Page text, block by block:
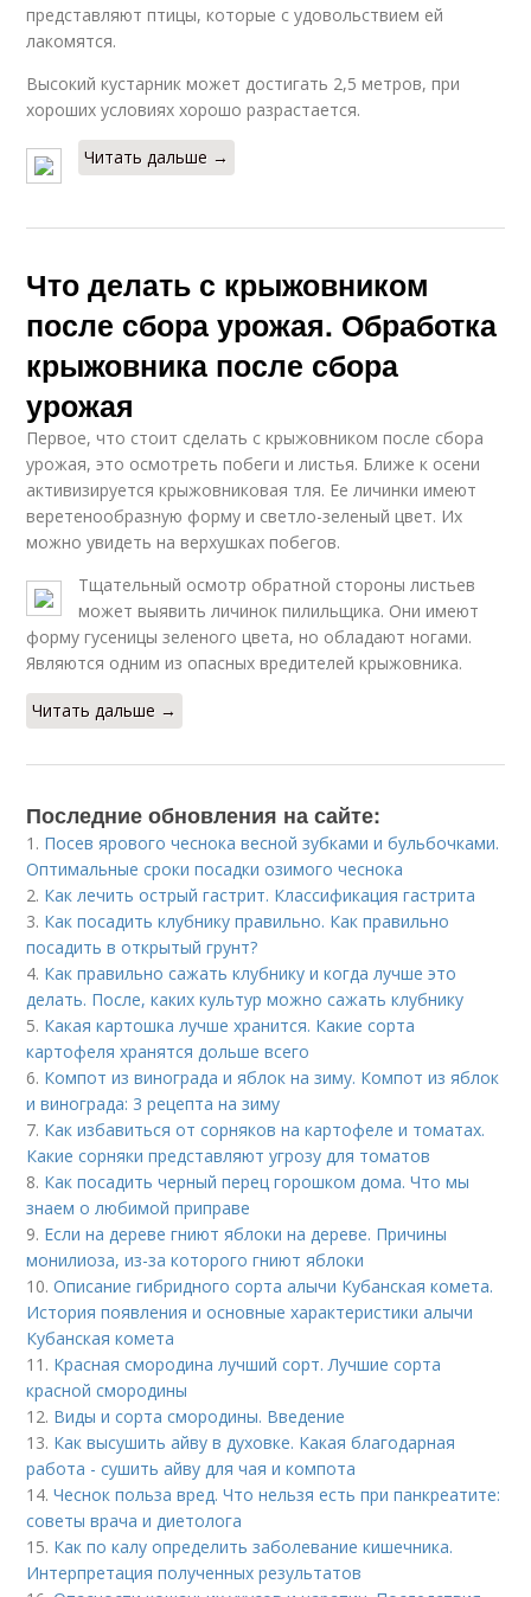
представляют птицы, которые с удовольствием ей
лакомятся.
Высокий кустарник может достигать 2,5 метров, при
хороших условиях хорошо разрастается.
Читать дальше →
Что делать с крыжовником
после сбора урожая. Обработка
крыжовника после сбора
урожая
Первое, что стоит сделать с крыжовником после сбора
урожая, это осмотреть побеги и листья. Ближе к осени
активизируется крыжовниковая тля. Ее личинки имеют
веретенообразную форму и светло-зеленый цвет. Их
можно увидеть на верхушках побегов.
Тщательный осмотр обратной стороны листьев
может выявить личинок пилильщика. Они имеют
форму гусеницы зеленого цвета, но обладают ногами.
Являются одним из опасных вредителей крыжовника.
Читать дальше →
Последние обновления на сайте:
1. Посев ярового чеснока весной зубками и бульбочками.
Оптимальные сроки посадки озимого чеснока
2. Как лечить острый гастрит. Классификация гастрита
3. Как посадить клубнику правильно. Как правильно
посадить в открытый грунт?
4. Как правильно сажать клубнику и когда лучше это
делать. После, каких культур можно сажать клубнику
5. Какая картошка лучше хранится. Какие сорта
картофеля хранятся дольше всего
6. Компот из винограда и яблок на зиму. Компот из яблок
и винограда: 3 рецепта на зиму
7. Как избавиться от сорняков на картофеле и томатах.
Какие сорняки представляют угрозу для томатов
8. Как посадить черный перец горошком дома. Что мы
знаем о любимой приправе
9. Если на дереве гниют яблоки на дереве. Причины
монилиоза, из-за которого гниют яблоки
10.Описание гибридного сорта алычи Кубанская комета.
История появления и основные характеристики алычи
Кубанская комета
11. Красная смородина лучший сорт. Лучшие сорта
красной смородины
12. Виды и сорта смородины. Введение
13. Как высушить айву в духовке. Какая благодарная
работа - сушить айву для чая и компота
14.Чеснок польза вред. Что нельзя есть при панкреатите:
советы врача и диетолога
15. Как по калу определить заболевание кишечника.
Интерпретация полученных результатов